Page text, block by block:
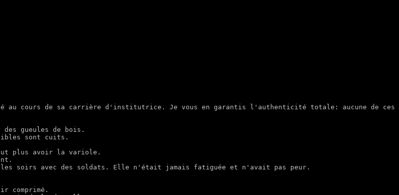
au cours de sa carrière d'institutrice. Je vous en garantis l'authenticité totale: aucune de
des gueules de bois.
sont cuits.
plus avoir la variole.
soirs avec des soldats. Elle n'était jamais fatiguée et n'avait pas peur.
comprimé.